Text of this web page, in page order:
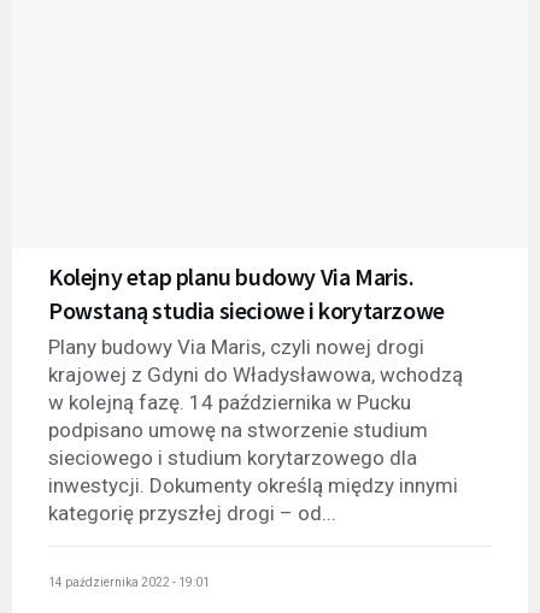
Kolejny etap planu budowy Via Maris.
Powstaną studia sieciowe i korytarzowe
Plany budowy Via Maris, czyli nowej drogi
krajowej z Gdyni do Władysławowa, wchodzą
w kolejną fazę. 14 października w Pucku
podpisano umowę na stworzenie studium
sieciowego i studium korytarzowego dla
inwestycji. Dokumenty określą między innymi
kategorię przyszłej drogi – od...
14 października 2022 - 19:01